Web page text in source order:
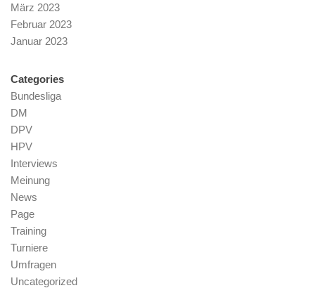
März 2023
Februar 2023
Januar 2023
Categories
Bundesliga
DM
DPV
HPV
Interviews
Meinung
News
Page
Training
Turniere
Umfragen
Uncategorized